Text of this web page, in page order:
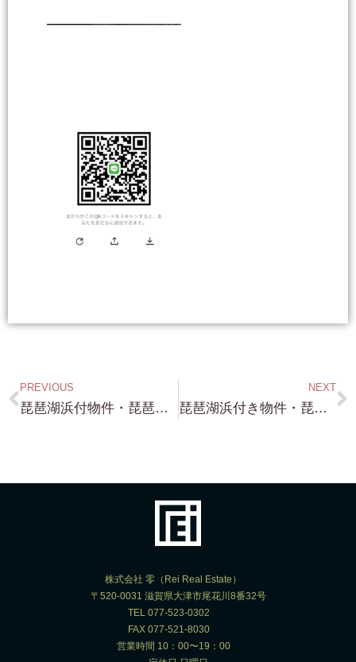
PREVIOUS
琵琶湖浜付物件・琵琶湖別荘 購入 豆知識 講座 第四回・・・”バスボートやジェットの上げ下ろしが出来る浜付き探し” 知っておくと 為 になります！
NEXT
琵琶湖浜付き物件・琵琶湖別荘物件 今週も ”蓬莱”が 熱い？（笑）お問い合わせありがとうございます！ 蓬莱・和邇 色々ありますよ！
株式会社 零（Rei Real Estate）
〒520-0031 滋賀県大津市尾花川8番32号
TEL 077-523-0302
FAX 077-521-8030
営業時間 10：00〜19：00